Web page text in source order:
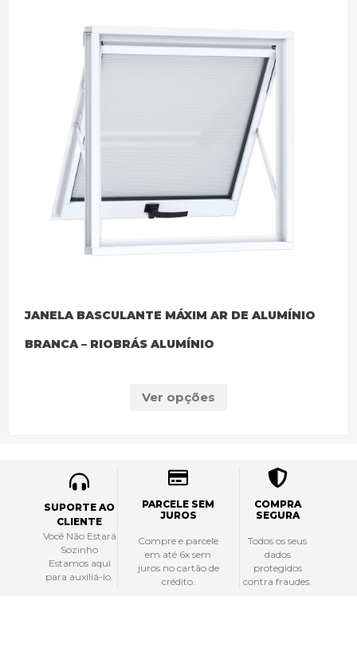
JANELA BASCULANTE MÁXIM AR DE ALUMÍNIO
BRANCA – RIOBRÁS ALUMÍNIO
Ver opções
SUPORTE AO
CLIENTE
Você Não Estará
Sozinho
Estamos aqui
para auxiliá-lo.
PARCELE SEM
JUROS
Compre e parcele
em até 6x sem
juros no cartão de
crédito.
COMPRA
SEGURA
Todos os seus
dados
protegidos
contra fraudes.